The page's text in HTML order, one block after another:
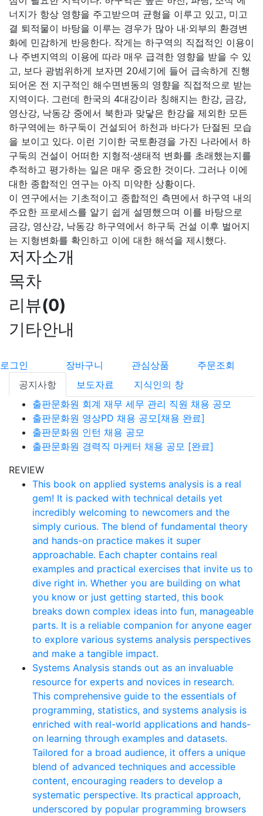
너지가 항상 영향을 주고받으며 균형을 이루고 있고, 미고
결 퇴적물이 바탕을 이루는 경우가 많아 내·외부의 환경변
화에 민감하게 반응한다. 작게는 하구역의 직접적인 이용이
나 주변지역의 이용에 따라 매우 급격한 영향을 받을 수 있
고, 보다 광범위하게 보자면 20세기에 들어 급속하게 진행
되어온 전 지구적인 해수면변동의 영향을 직접적으로 받는
지역이다. 그런데 한국의 4대강이라 칭해지는 한강, 금강,
영산강, 낙동강 중에서 북한과 맞닿은 한강을 제외한 모든
하구역에는 하구둑이 건설되어 하천과 바다가 단절된 모습
을 보이고 있다. 이런 기이한 국토환경을 가진 나라에서 하
구둑의 건설이 어떠한 지형적·생태적 변화를 초래했는지를
추적하고 평가하는 일은 매우 중요한 것이다. 그러나 이에
대한 종합적인 연구는 아직 미약한 상황이다.
이 연구에서는 기초적이고 종합적인 측면에서 하구역 내의
주요한 프로세스를 알기 쉽게 설명했으며 이를 바탕으로
금강, 영산강, 낙동강 하구역에서 하구둑 건설 이후 벌어지
는 지형변화를 확인하고 이에 대한 해석을 제시했다.
저자소개
목차
리뷰(0)
기타안내
로그인 장바구니 관심상품
주문조회
공지사항
보도자료
지식인의 창
출판문화원 회계 재무 세무 관리 직원 채용 공모
출판문화원 영상PD 채용 공모[채용 완료]
출판문화원 인턴 채용 공모
출판문화원 경력직 마케터 채용 공모 [완료]
REVIEW
This book on applied systems analysis is a real
gem! It is packed with technical details yet
incredibly welcoming to newcomers and the
simply curious. The blend of fundamental theory
and hands-on practice makes it super
approachable. Each chapter contains real
examples and practical exercises that invite us to
dive right in. Whether you are building on what
you know or just getting started, this book
breaks down complex ideas into fun, manageable
parts. It is a reliable companion for anyone eager
to explore various systems analysis perspectives
and make a tangible impact.
Systems Analysis stands out as an invaluable
resource for experts and novices in research.
This comprehensive guide to the essentials of
programming, statistics, and systems analysis is
enriched with real-world applications and hands-
on learning through examples and datasets.
Tailored for a broad audience, it offers a unique
blend of advanced techniques and accessible
content, encouraging readers to develop a
systematic perspective. Its practical approach,
underscored by popular programming browsers